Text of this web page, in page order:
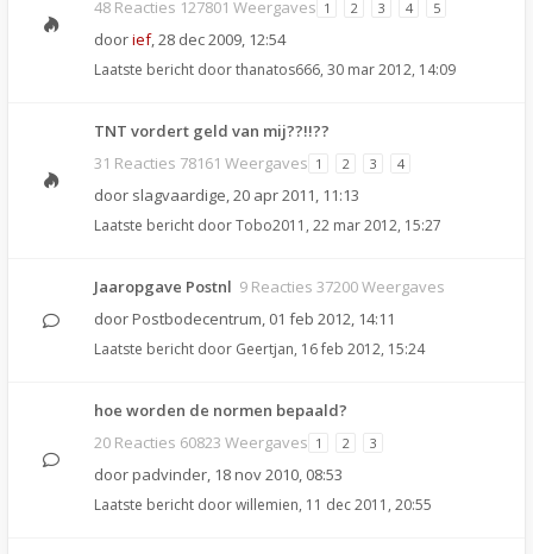
48 Reacties 127801 Weergaves 1 2 3 4 5
doorief,28 dec 2009, 12:54
Laatste bericht doorthanatos666, 30 mar 2012, 14:09
TNT vordert geld van mij??!!??
31 Reacties 78161 Weergaves 1 2 3 4
door slagvaardige,20 apr 2011, 11:13
Laatste bericht doorTobo2011 , 22 mar 2012, 15:27
Jaaropgave Postnl 9 Reacties 37200 Weergaves
door Postbodecentrum, 01 feb 2012, 14:11
Laatste bericht door Geertjan, 16 feb 2012, 15:24
hoe worden de normen bepaald?
20 Reacties 60823 Weergaves 1 2 3
door padvinder, 18 nov 2010, 08:53
Laatste bericht doorwillemien, 11 dec 2011, 20:55